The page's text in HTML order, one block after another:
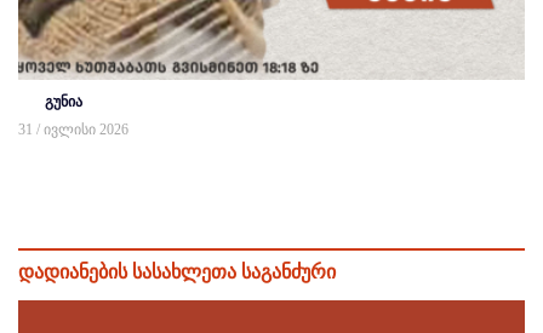
გუნია
31 / ივლისი 2026
დადიანების სასახლეთა საგანძური